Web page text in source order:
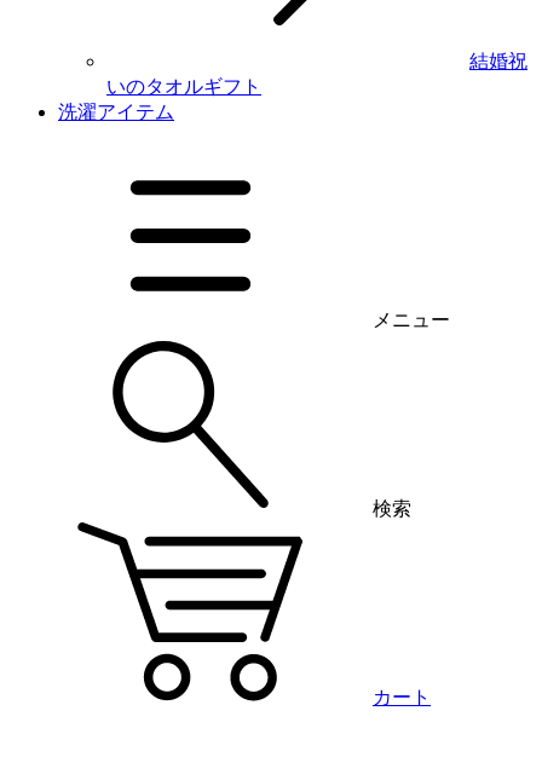
結婚祝
いのタオルギフト
洗濯アイテム
メニュー
検索
カート